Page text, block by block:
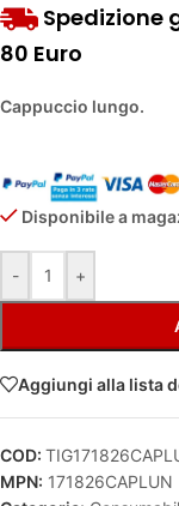
Spedizione
80 Euro
Cappuccio lungo.
Disponibile a
- +
Aggiungi alla lista
COD:
MPN: 171826CAPLUN